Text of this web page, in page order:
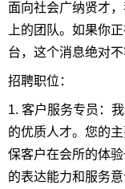
面向社会广纳贤才
上的团队。如果你
台，这个消息绝对不
招聘职位：
1. 客户服务专员：
的优质人才。您的
保客户在会所的体
的表达能力和服务